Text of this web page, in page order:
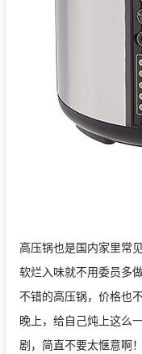
高压锅也是国内家里常
软烂入味就不用委员多
不错的高压锅，价格也
晚上，给自己炖上这么
剧，简直不要太惬意啊！